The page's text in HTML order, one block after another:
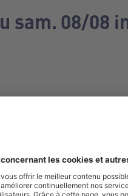
sam. 08/08